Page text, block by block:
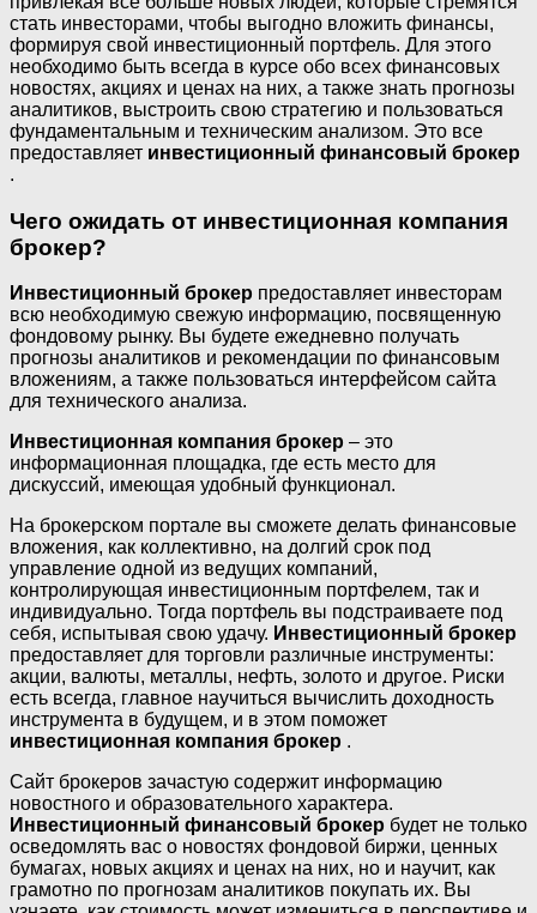
стать инвесторами, чтобы выгодно вложить финансы,
формируя свой инвестиционный портфель. Для этого
необходимо быть всегда в курсе обо всех финансовых
новостях, акциях и ценах на них, а также знать прогнозы
аналитиков, выстроить свою стратегию и пользоваться
фундаментальным и техническим анализом. Это все
предоставляет инвестиционный финансовый брокер
.
Чего ожидать от инвестиционная компания
брокер?
Инвестиционный брокер предоставляет инвесторам
всю необходимую свежую информацию, посвященную
фондовому рынку. Вы будете ежедневно получать
прогнозы аналитиков и рекомендации по финансовым
вложениям, а также пользоваться интерфейсом сайта
для технического анализа.
Инвестиционная компания брокер – это
информационная площадка, где есть место для
дискуссий, имеющая удобный функционал.
На брокерском портале вы сможете делать финансовые
вложения, как коллективно, на долгий срок под
управление одной из ведущих компаний,
контролирующая инвестиционным портфелем, так и
индивидуально. Тогда портфель вы подстраиваете под
себя, испытывая свою удачу. Инвестиционный брокер
предоставляет для торговли различные инструменты:
акции, валюты, металлы, нефть, золото и другое. Риски
есть всегда, главное научиться вычислить доходность
инструмента в будущем, и в этом поможет
инвестиционная компания брокер .
Сайт брокеров зачастую содержит информацию
новостного и образовательного характера.
Инвестиционный финансовый брокер будет не только
осведомлять вас о новостях фондовой биржи, ценных
бумагах, новых акциях и ценах на них, но и научит, как
грамотно по прогнозам аналитиков покупать их. Вы